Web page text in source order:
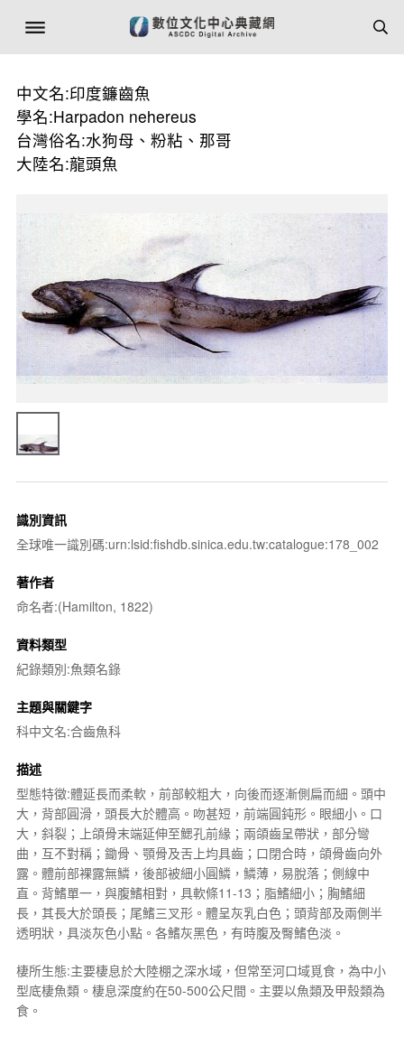
中文名:印度鐮齒魚
學名:Harpadon nehereus
台灣俗名:水狗母、粉粘、那哥
大陸名:龍頭魚
識別資訊
全球唯一識別碼:urn:lsid:fishdb.sinica.edu.tw:catalogue:178_002
著作者
命名者:(Hamilton, 1822)
資料類型
紀錄類別:魚類名錄
主題與關鍵字
科中文名:合齒魚科
描述
型態特徵:體延長而柔軟，前部較粗大，向後而逐漸側扁而細。頭中
大，背部圓滑，頭長大於體高。吻甚短，前端圓鈍形。眼細小。口
大，斜裂；上頜骨末端延伸至鰓孔前緣；兩頜齒呈帶狀，部分彎
曲，互不對稱；鋤骨、顎骨及舌上均具齒；口閉合時，頜骨齒向外
露。體前部裸露無鱗，後部被細小圓鱗，鱗薄，易脫落；側線中
直。背鰭單一，與腹鰭相對，具軟條11-13；脂鰭細小；胸鰭細
長，其長大於頭長；尾鰭三叉形。體呈灰乳白色；頭背部及兩側半
透明狀，具淡灰色小點。各鰭灰黑色，有時腹及臀鰭色淡。
棲所生態:主要棲息於大陸棚之深水域，但常至河口域覓食，為中小
型底棲魚類。棲息深度約在50-500公尺間。主要以魚類及甲殼類為
食。